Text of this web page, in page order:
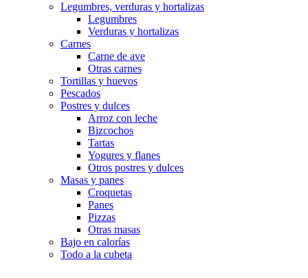
Legumbres, verduras y hortalizas
Legumbres
Verduras y hortalizas
Carnes
Carne de ave
Otras carnes
Tortillas y huevos
Pescados
Postres y dulces
Arroz con leche
Bizcochos
Tartas
Yogures y flanes
Otros postres y dulces
Masas y panes
Croquetas
Panes
Pizzas
Otras masas
Bajo en calorías
Todo a la cubeta